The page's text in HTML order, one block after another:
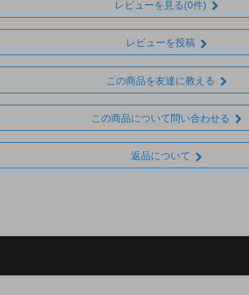
レビューを見る(0件)
レビューを投稿
この商品を友達に教える
この商品について問い合わせる
返品について